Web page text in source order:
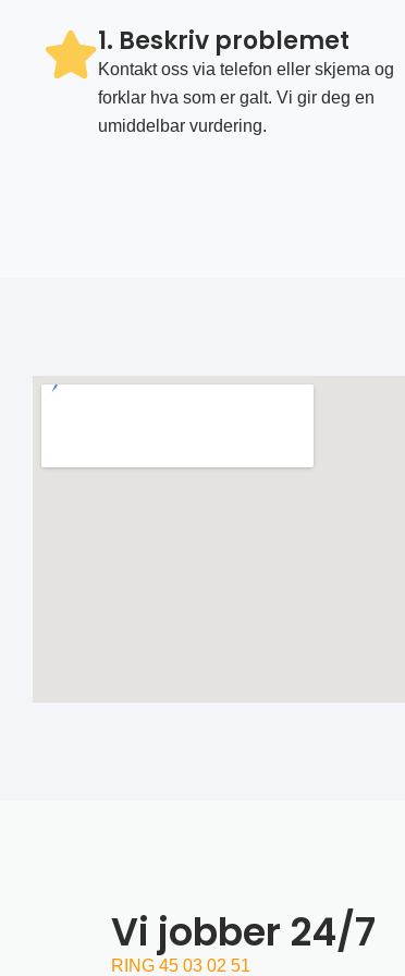
1. Beskriv problemet
Kontakt oss via telefon eller skjema og
forklar hva som er galt. Vi gir deg en
umiddelbar vurdering.
Vi jobber 24/7
RING 45 03 02 51